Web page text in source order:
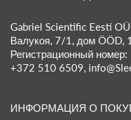
Gabriel Scientific Eesti OÜ
Валукоя, 7/1, дом ÖÖD,
Регистрационный
+372 510 6509,
ИНФОРМАЦИЯ О